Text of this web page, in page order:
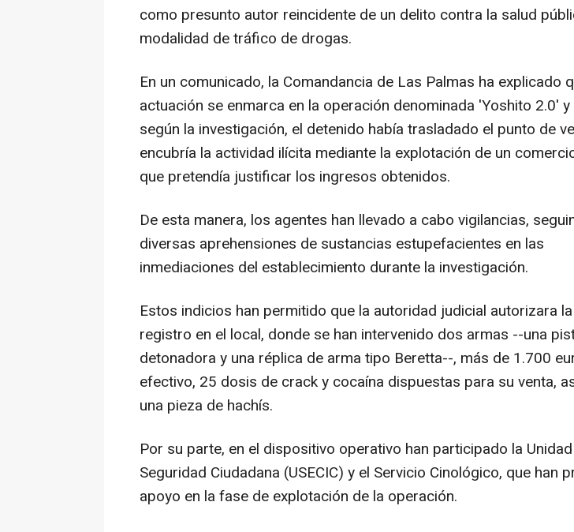
como presunto autor reincidente de un delito contra la salud
modalidad de tráfico de drogas.
En un comunicado, la Comandancia de Las Palmas ha explicado
actuación se enmarca en la operación denominada 'Yoshito 2.0' y
según la investigación, el detenido había trasladado el punto de
encubría la actividad ilícita mediante la explotación de un
que pretendía justificar los ingresos obtenidos.
De esta manera, los agentes han llevado a cabo vigilancias,
diversas aprehensiones de sustancias estupefacientes en las
inmediaciones del establecimiento durante la investigación.
Estos indicios han permitido que la autoridad judicial autorizara
registro en el local, donde se han intervenido dos armas --una
detonadora y una réplica de arma tipo Beretta--, más de 1.700
efectivo, 25 dosis de crack y cocaína dispuestas para su venta,
una pieza de hachís.
Por su parte, en el dispositivo operativo han participado la
Seguridad Ciudadana (USECIC) y el Servicio Cinológico, que han
apoyo en la fase de explotación de la operación.